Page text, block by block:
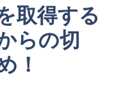
取得する
らの切
！